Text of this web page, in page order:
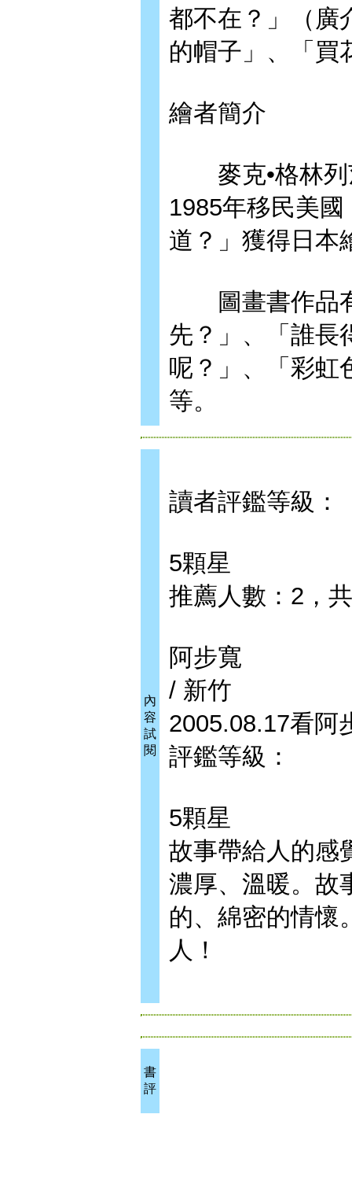
都不在？」（廣
的帽子」、「買
繪者簡介
麥克•格林列
1985年移民美
道？」獲得日本
圖畫書作品有
先？」、「誰長
呢？」、「彩虹
等。
內
容
試
閱
讀者評鑑等級：
5顆星
推薦人數：2，
阿步寬
/ 新竹
2005.08.17看阿
評鑑等級：
5顆星
故事帶給人的感
濃厚、溫暖。故
的、綿密的情懷
人！
書
評